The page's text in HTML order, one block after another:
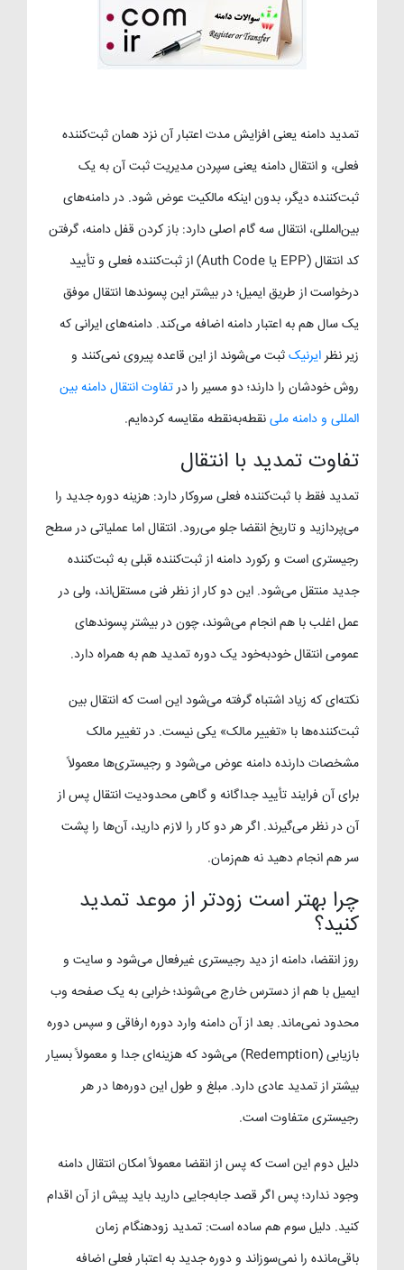
تمدید دامنه یعنی افزایش مدت اعتبار آن نزد همان ثبت‌کننده
فعلی، و انتقال دامنه یعنی سپردن مدیریت ثبت آن به یک
ثبت‌کننده دیگر، بدون اینکه مالکیت عوض شود. در دامنه‌های
بین‌المللی، انتقال سه گام اصلی دارد: باز کردن قفل دامنه، گرفتن
کد انتقال (EPP یا Auth Code) از ثبت‌کننده فعلی و تأیید
درخواست از طریق ایمیل؛ در بیشتر این پسوندها انتقال موفق
یک سال هم به اعتبار دامنه اضافه می‌کند. دامنه‌های ایرانی که
زیر نظرایرنیکثبت می‌شوند از این قاعده پیروی نمی‌کنند و
روش خودشان را دارند؛ دو مسیر را درتفاوت انتقال دامنه بین
المللی و دامنه ملینقطه‌به‌نقطه مقایسه کرده‌ایم.
تفاوت تمدید با انتقال
تمدید فقط با ثبت‌کننده فعلی سروکار دارد: هزینه دوره جدید را
می‌پردازید و تاریخ انقضا جلو می‌رود. انتقال اما عملیاتی در سطح
رجیستری است و رکورد دامنه از ثبت‌کننده قبلی به ثبت‌کننده
جدید منتقل می‌شود. این دو کار از نظر فنی مستقل‌اند، ولی در
عمل اغلب با هم انجام می‌شوند، چون در بیشتر پسوندهای
عمومی انتقال خودبه‌خود یک دوره تمدید هم به همراه دارد.
نکته‌ای که زیاد اشتباه گرفته می‌شود این است که انتقال بین
ثبت‌کننده‌ها با «تغییر مالک» یکی نیست. در تغییر مالک
مشخصات دارنده دامنه عوض می‌شود و رجیستری‌ها معمولاً
برای آن فرایند تأیید جداگانه و گاهی محدودیت انتقال پس از
آن در نظر می‌گیرند. اگر هر دو کار را لازم دارید، آن‌ها را پشت
سر هم انجام دهید نه هم‌زمان.
چرا بهتر است زودتر از موعد تمدید
کنید؟
روز انقضا، دامنه از دید رجیستری غیرفعال می‌شود و سایت و
ایمیل با هم از دسترس خارج می‌شوند؛ خرابی به یک صفحه وب
محدود نمی‌ماند. بعد از آن دامنه وارد دوره ارفاقی و سپس دوره
بازیابی (Redemption) می‌شود که هزینه‌ای جدا و معمولاً بسیار
بیشتر از تمدید عادی دارد. مبلغ و طول این دوره‌ها در هر
رجیستری متفاوت است.
دلیل دوم این است که پس از انقضا معمولاً امکان انتقال دامنه
وجود ندارد؛ پس اگر قصد جابه‌جایی دارید باید پیش از آن اقدام
کنید. دلیل سوم هم ساده است: تمدید زودهنگام زمان
باقی‌مانده را نمی‌سوزاند و دوره جدید به اعتبار فعلی اضافه